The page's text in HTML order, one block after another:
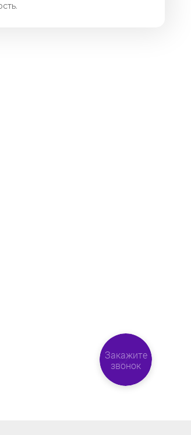
Закажите
звонок